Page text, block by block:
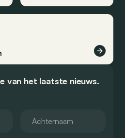
van het laatste nieuws.